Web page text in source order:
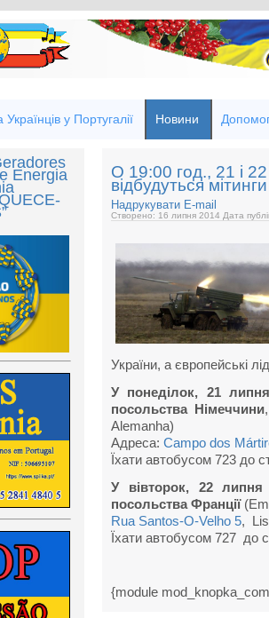
Українців у Португалії Новини
Energia О 19:00 год., 21 і
відбудуться мітинги
Надрукувати E-mail
Створено: 16 липня 2014 Дата
України, а європейські
У понеділок, 21
посольства Німеччини
Alemanha)
Адреса: Campo dos
Їхати автобусом 723 до
У вівторок, 22 липня
посольства Франції
Rua Santos-O-Velho 5,
Їхати автобусом 727 до
{module